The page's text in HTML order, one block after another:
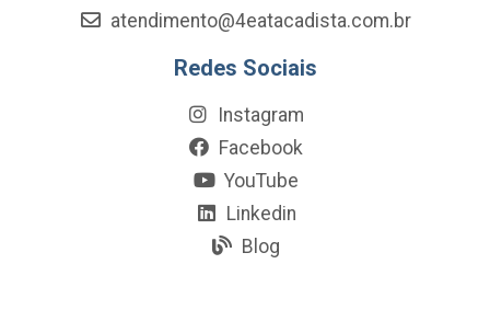
atendimento@4eatacadista.com.br
Redes Sociais
Instagram
Facebook
YouTube
Linkedin
Blog